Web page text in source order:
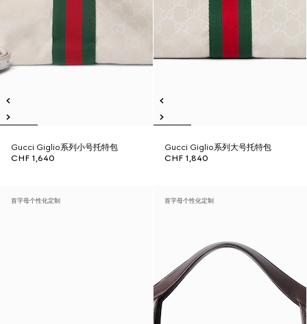
Gucci Giglio系列小号托特包
CHF 1,640
Gucci Giglio系列大号托特包
CHF 1,840
首字母个性化定制 首字母个性化定制